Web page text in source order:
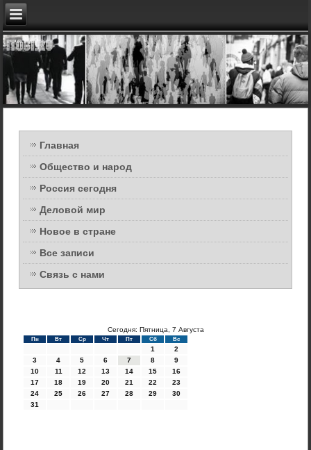
Главная
Общество и народ
Россия сегодня
Деловой мир
Новое в стране
Все записи
Связь с нами
Сегодня: Пятница, 7 Августа
Пн Вт Ср Чт Пт Сб Вс
1
2
3
4 5 6 7 8
9
10
11 12 13 14 15
16
17
18 19 20 21 22
23
24
25 26 27 28 29
30
31